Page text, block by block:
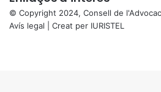
© Copyright 2024, Consell de
Avís legal | Creat per IURISTEL